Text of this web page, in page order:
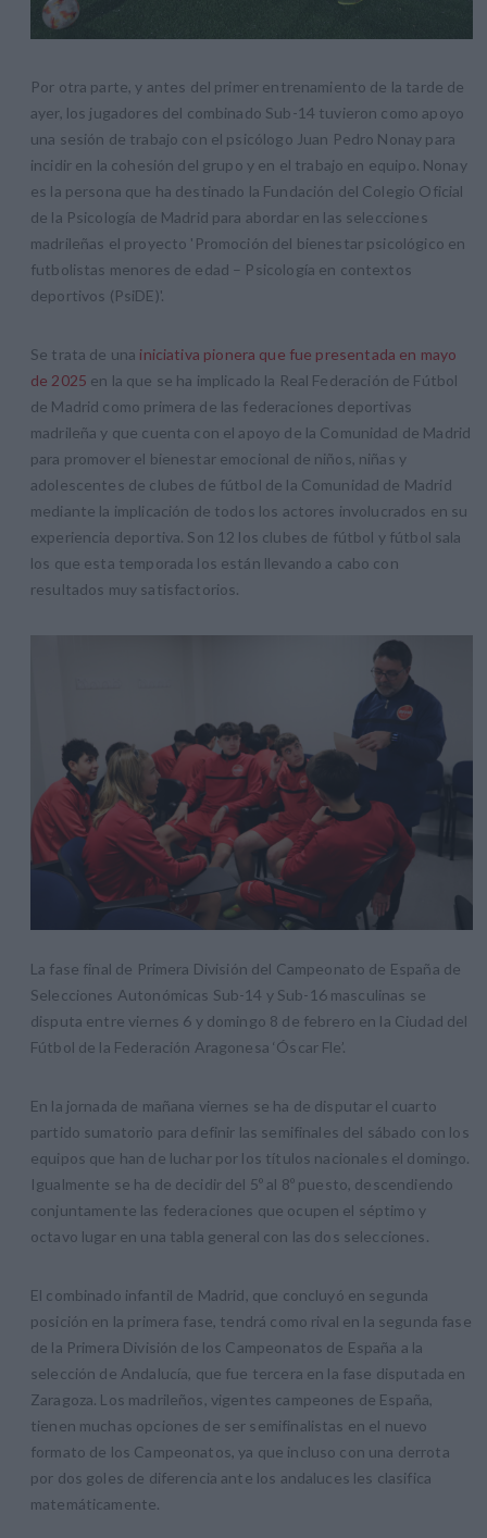
Por otra parte, y antes del primer entrenamiento de la tarde de
ayer, los jugadores del combinado Sub-14 tuvieron como apoyo
una sesión de trabajo con el psicólogo Juan Pedro Nonay para
incidir en la cohesión del grupo y en el trabajo en equipo. Nonay
es la persona que ha destinado la Fundación del Colegio Oficial
de la Psicología de Madrid para abordar en las selecciones
madrileñas el proyecto 'Promoción del bienestar psicológico en
futbolistas menores de edad – Psicología en contextos
deportivos (PsiDE)'.
Se trata de una iniciativa pionera que fue presentada en mayo
de 2025 en la que se ha implicado la Real Federación de Fútbol
de Madrid como primera de las federaciones deportivas
madrileña y que cuenta con el apoyo de la Comunidad de Madrid
para promover el bienestar emocional de niños, niñas y
adolescentes de clubes de fútbol de la Comunidad de Madrid
mediante la implicación de todos los actores involucrados en su
experiencia deportiva. Son 12 los clubes de fútbol y fútbol sala
los que esta temporada los están llevando a cabo con
resultados muy satisfactorios.
La fase final de Primera División del Campeonato de España de
Selecciones Autonómicas Sub-14 y Sub-16 masculinas se
disputa entre viernes 6 y domingo 8 de febrero en la Ciudad del
Fútbol de la Federación Aragonesa ‘Óscar Fle’.
En la jornada de mañana viernes se ha de disputar el cuarto
partido sumatorio para definir las semifinales del sábado con los
equipos que han de luchar por los títulos nacionales el domingo.
Igualmente se ha de decidir del 5º al 8º puesto, descendiendo
conjuntamente las federaciones que ocupen el séptimo y
octavo lugar en una tabla general con las dos selecciones.
El combinado infantil de Madrid, que concluyó en segunda
posición en la primera fase, tendrá como rival en la segunda fase
de la Primera División de los Campeonatos de España a la
selección de Andalucía, que fue tercera en la fase disputada en
Zaragoza. Los madrileños, vigentes campeones de España,
tienen muchas opciones de ser semifinalistas en el nuevo
formato de los Campeonatos, ya que incluso con una derrota
por dos goles de diferencia ante los andaluces les clasifica
matemáticamente.